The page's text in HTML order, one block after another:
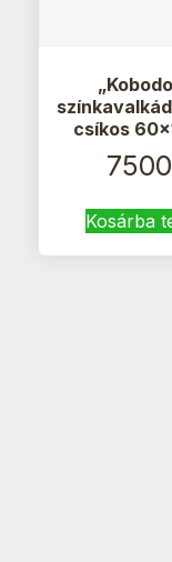
csíkos
7500
Kosárba